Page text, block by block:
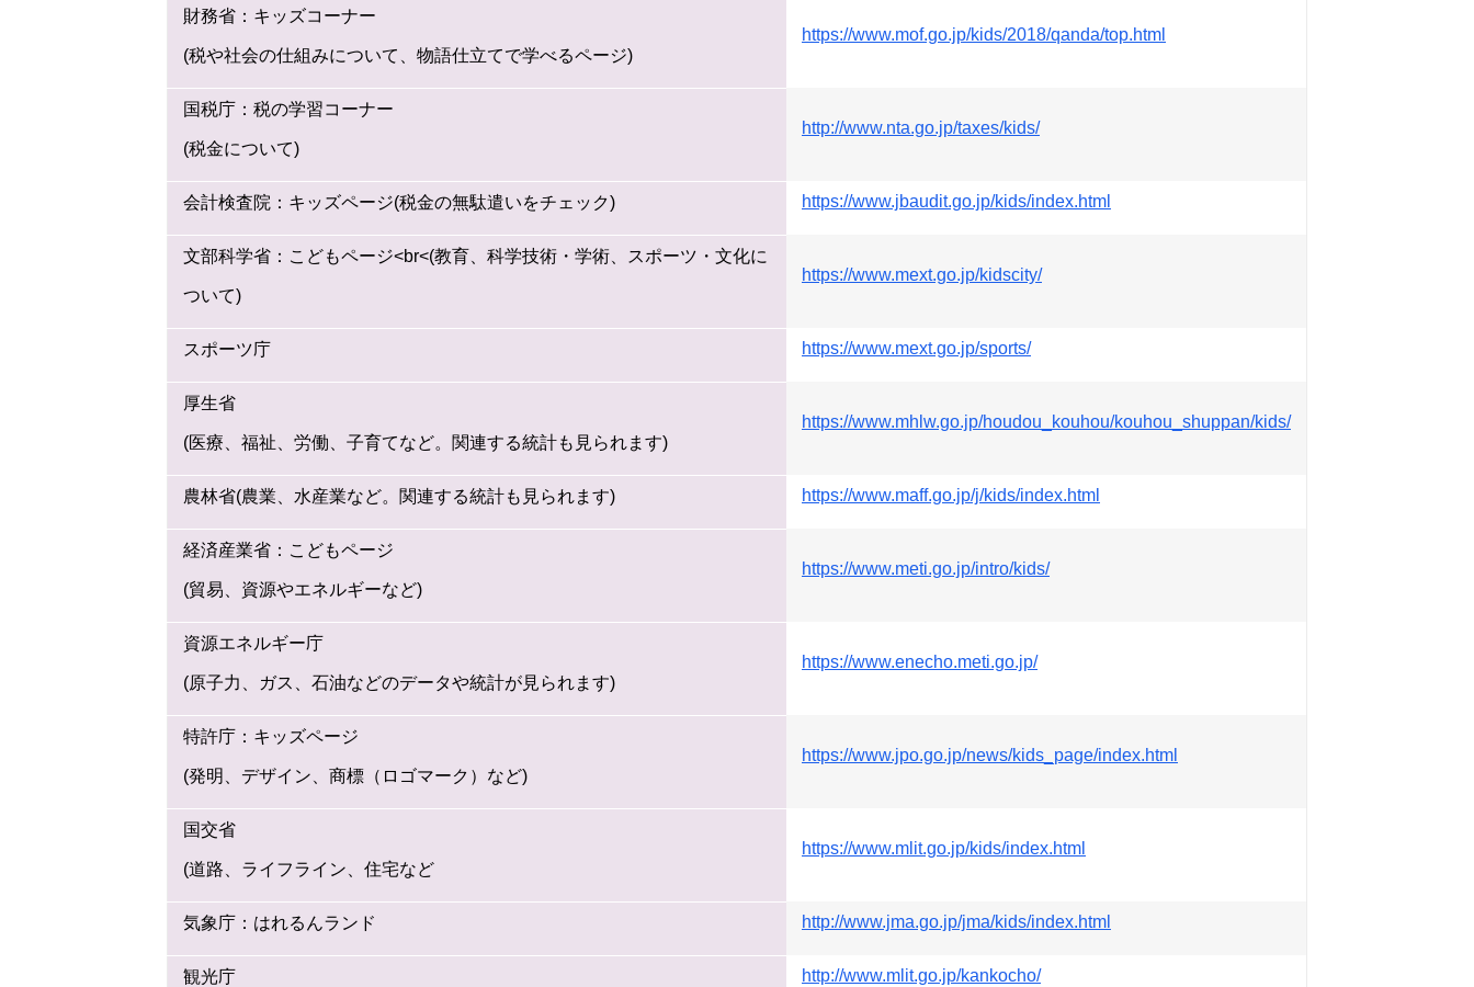
財務省：キッズコーナー
(税や社会の仕組みについて、物語仕立てで学べるページ)
https://www.mof.go.jp/kids/2018/qanda/top.html
国税庁：税の学習コーナー
(税金について)
http://www.nta.go.jp/taxes/kids/
会計検査院：キッズページ(税金の無駄遣いをチェック) https://www.jbaudit.go.jp/kids/index.html
文部科学省：こどもページ<br<(教育、科学技術・学術、スポーツ・文化に
ついて)
https://www.mext.go.jp/kidscity/
スポーツ庁 https://www.mext.go.jp/sports/
厚生省
(医療、福祉、労働、子育てなど。関連する統計も見られます)
https://www.mhlw.go.jp/houdou_kouhou/kouhou_shuppan/kids/
農林省(農業、水産業など。関連する統計も見られます) https://www.maff.go.jp/j/kids/index.html
経済産業省：こどもページ
(貿易、資源やエネルギーなど)
https://www.meti.go.jp/intro/kids/
資源エネルギー庁
(原子力、ガス、石油などのデータや統計が見られます)
https://www.enecho.meti.go.jp/
特許庁：キッズページ
(発明、デザイン、商標（ロゴマーク）など)
https://www.jpo.go.jp/news/kids_page/index.html
国交省
(道路、ライフライン、住宅など
https://www.mlit.go.jp/kids/index.html
気象庁：はれるんランド http://www.jma.go.jp/jma/kids/index.html
観光庁 http://www.mlit.go.jp/kankocho/